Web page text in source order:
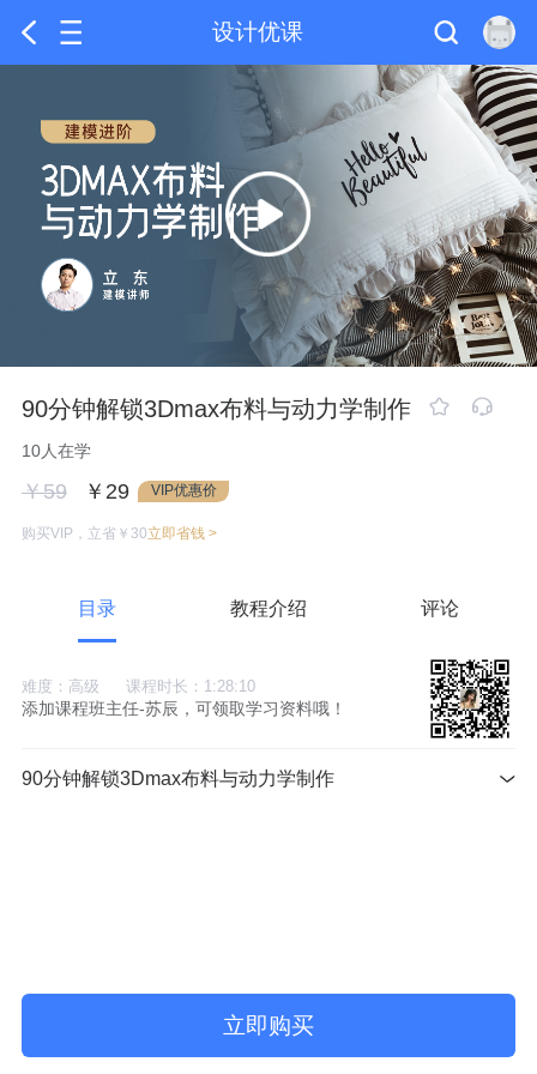
设计优课
90分钟解锁3Dmax布料与动力学制作
10人在学
￥59 ￥29 VIP优惠价
购买VIP，立省￥30立即省钱 >
目录 教程介绍 评论
难度：高级 课程时长：1:28:10
添加课程班主任-苏辰，可领取学习资料哦！
90分钟解锁3Dmax布料与动力学制作
立即购买